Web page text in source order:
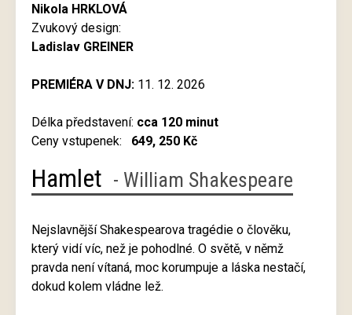
Nikola HRKLOVÁ
Zvukový design:
Ladislav GREINER
PREMIÉRA V DNJ: 11. 12. 2026
Délka představení: cca 120 minut
Ceny vstupenek:
649, 250 Kč
Hamlet - William Shakespeare
Nejslavnější Shakespearova tragédie o člověku,
který vidí víc, než je pohodlné. O světě, v němž
pravda není vítaná, moc korumpuje a láska nestačí,
dokud kolem vládne lež.